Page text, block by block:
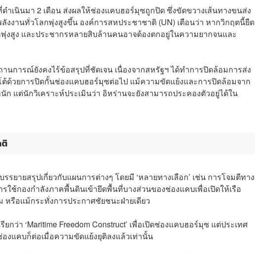
ำเนินมา 2 เดือน ส่งผลให้ช่องแคบฮอร์มุซถูกปิด ซึ่งขัดขวางเส้นทางขนส่ง
งงานทั่วโลกพุ่งสูงขึ้น องค์การสหประชาชาติ (UN) เตือนว่า หากวิกฤตนี้ยืด
พุ่งสูง และประชากรหลายสิบล้านคนอาจต้องตกอยู่ในความยากจนและ
นการณ์ยังคงไร้ข้อสรุปที่ชัดเจน เนื่องจากสหรัฐฯ ได้ทำการปิดล้อมการส่ง
วยการปิดกั้นช่องแคบฮอร์มุซต่อไป แม้ความขัดแย้งและการปิดล้อมจาก
ก แต่นักวิเคราะห์ประเมินว่า อิหร่านจะยังสามารถประคองตัวอยู่ได้ใน
ยายสรุปเกี่ยวกับแผนการต่างๆ โดยมี ‘หลายทางเลือก’ เช่น การโจมตีทาง
ใช้กองกำลังภาคพื้นดินเข้ายึดพื้นที่บางส่วนของช่องแคบเพื่อเปิดให้เรือ
รือแม้กระทั่งการประกาศชัยชนะฝ่ายเดียว
ว่า ‘Maritime Freedom Construct’ เพื่อเปิดช่องแคบฮอร์มุซ แต่ประเทศ
งแคบก็ต่อเมื่อความขัดแย้งยุติลงแล้วเท่านั้น